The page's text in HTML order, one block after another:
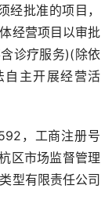
批准的项目，
经营项目以审批
诊疗服务)(除依
自主开展经营活
，工商注册号
区市场监督管理
型有限责任公司